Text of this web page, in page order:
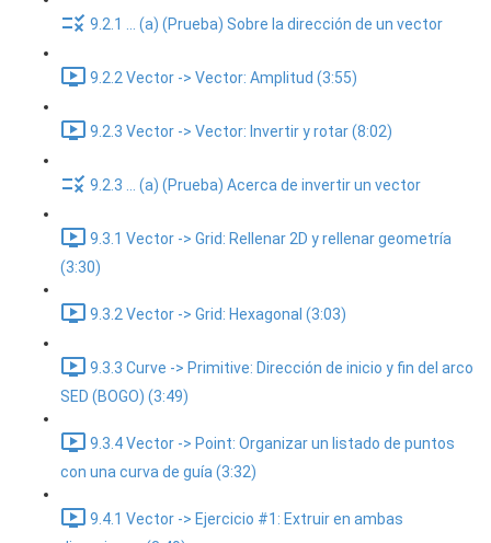
9.2.1 ... (a) (Prueba) Sobre la dirección de un vector
9.2.2 Vector -> Vector: Amplitud (3:55)
9.2.3 Vector -> Vector: Invertir y rotar (8:02)
9.2.3 ... (a) (Prueba) Acerca de invertir un vector
9.3.1 Vector -> Grid: Rellenar 2D y rellenar geometría
(3:30)
9.3.2 Vector -> Grid: Hexagonal (3:03)
9.3.3 Curve -> Primitive: Dirección de inicio y fin del arco
SED (BOGO) (3:49)
9.3.4 Vector -> Point: Organizar un listado de puntos
con una curva de guía (3:32)
9.4.1 Vector -> Ejercicio #1: Extruir en ambas